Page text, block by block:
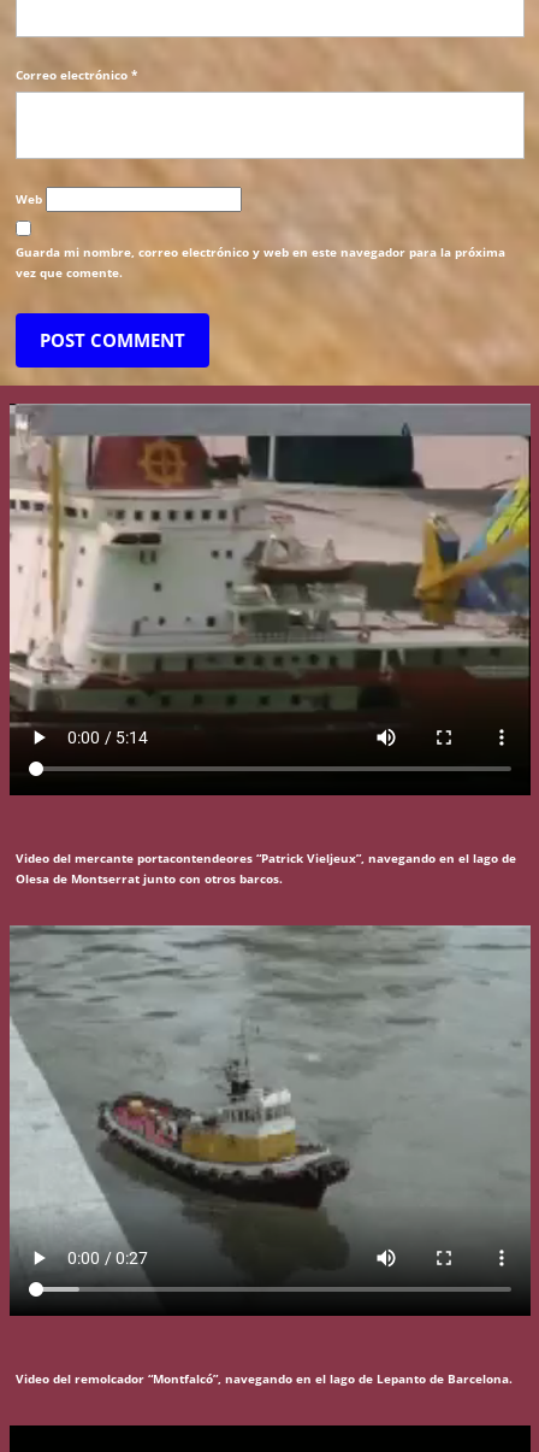
Correo electrónico *
Web
Guarda mi nombre, correo electrónico y web en este navegador para la próxima
vez que comente.
Video del mercante portacontendeores “Patrick Vieljeux”, navegando en el lago de
Olesa de Montserrat junto con otros barcos.
Video del remolcador “Montfalcó”, navegando en el lago de Lepanto de Barcelona.